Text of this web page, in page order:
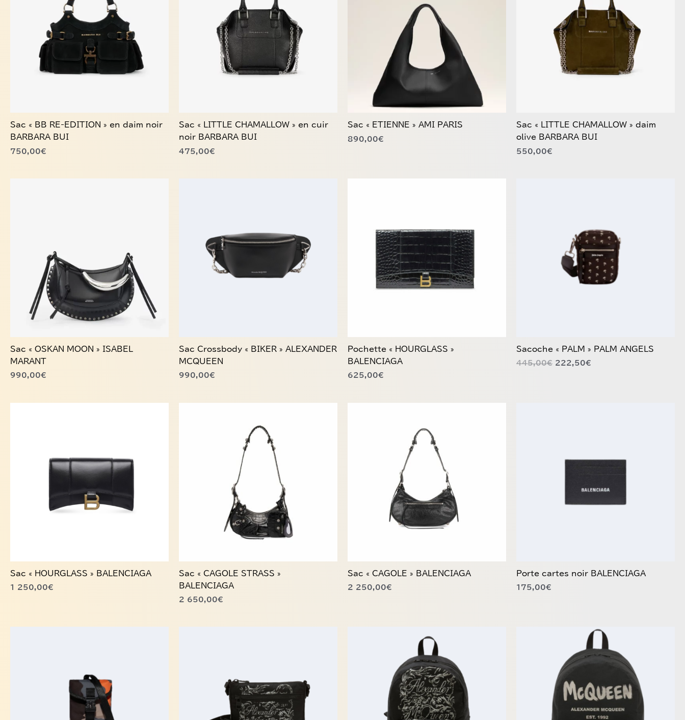
Sac « BB RE-EDITION » en daim noir
BARBARA BUI
750,00€
Sac « LITTLE CHAMALLOW » en cuir
noir BARBARA BUI
475,00€
Sac « ETIENNE » AMI PARIS
890,00€
Sac « LITTLE CHAMALLOW » daim
olive BARBARA BUI
550,00€
Sac « OSKAN MOON » ISABEL
MARANT
990,00€
Sac Crossbody « BIKER » ALEXANDER
MCQUEEN
990,00€
Pochette « HOURGLASS »
BALENCIAGA
625,00€
Sacoche « PALM » PALM ANGELS
445,00€ 222,50€
Sac « HOURGLASS » BALENCIAGA
1 250,00€
Sac « CAGOLE STRASS »
BALENCIAGA
2 650,00€
Sac « CAGOLE » BALENCIAGA
2 250,00€
Porte cartes noir BALENCIAGA
175,00€